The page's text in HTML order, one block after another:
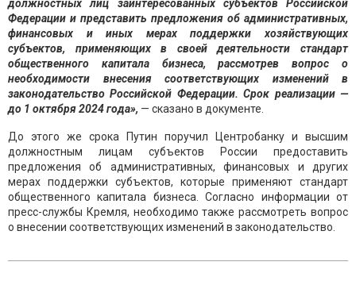
должностных лиц заинтересованных субъектов Российской
Федерации и представить предложения об административных,
финансовых и иных мерах поддержки хозяйствующих
субъектов, применяющих в своей деятельности стандарт
общественного капитала бизнеса, рассмотрев вопрос о
необходимости внесения соответствующих изменений в
законодательство Российской Федерации. Срок реализации —
до 1 октября 2024 года», — сказано в документе.
До этого же срока Путин поручил Центробанку и высшим
должностным лицам субъектов России предоставить
предложения об административных, финансовых и других
мерах поддержки субъектов, которые применяют стандарт
общественного капитала бизнеса. Согласно информации от
пресс-службы Кремля, необходимо также рассмотреть вопрос
о внесении соответствующих изменений в законодательство.